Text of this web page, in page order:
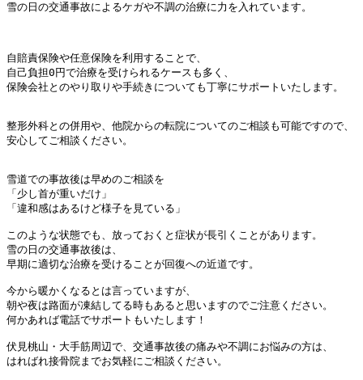
雪の日の交通事故によるケガや不調の治療に力を入れています。
自賠責保険や任意保険を利用することで、
自己負担0円で治療を受けられるケースも多く、
保険会社とのやり取りや手続きについても丁寧にサポートいたしま す。
整形外科との併用や、 他院からの転院についてのご相談も可能ですので、
安心してご相談ください。
雪道での事故後は早めのご相談を
「少し首が重いだけ」
「違和感はあるけど様子を見ている」
このような状態でも、放っておくと症状が長引くことがあります。
雪の日の交通事故後は、
早期に適切な治療を受けることが回復への近道です。
今から暖かくなるとは言っていますが、
朝や夜は路面が凍結してる時もあると思いますのでご注意ください。
何かあれば電話でサポートもいたします！
伏見桃山・大手筋周辺で、 交通事故後の痛みや不調にお悩みの方は、
はればれ接骨院までお気軽にご相談ください。